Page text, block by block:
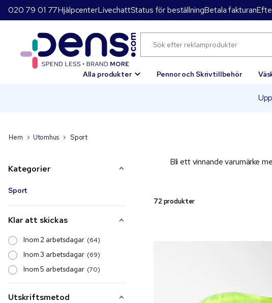
020 79 01 77HjälpcenterLivechattStatus för beställningBetala fakturan
Alla produkter Pennor och Skrivtillbehör
Hem Utomhus Sport
Kategorier
Sport
Klar att skickas
Inom 2 arbetsdagar (64)
Inom 3 arbetsdagar (69)
Inom 5 arbetsdagar (70)
Utskriftsmetod
Bli ett vinnande varumärke
72 produkter